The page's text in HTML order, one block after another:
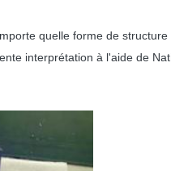
quelle forme de structure
interprétation à l'aide de